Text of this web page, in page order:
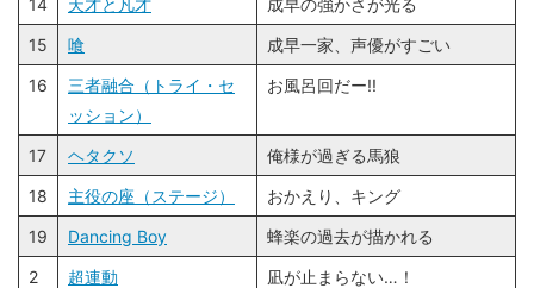
15
喰
成早一家、声優がすごい
16
三者融合（トライ・セ
ッション）
お風呂回だー!!
17 ヘタクソ
俺様が過ぎる馬狼
18
主役の座（ステージ）
おかえり、キング
19
Dancing Boy
蜂楽の過去が描かれる
2
超連動 凪が止まらない…！